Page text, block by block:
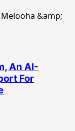
An AI-
For